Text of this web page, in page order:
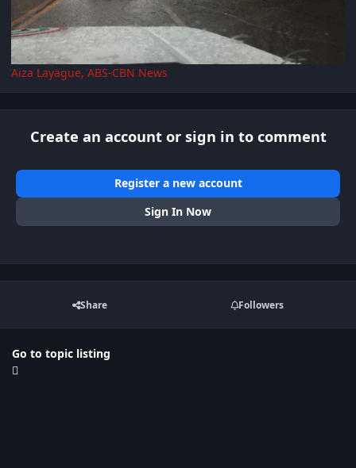
Aiza Layague, ABS-CBN News
Create an account or sign in to comment
Register a new account
Sign In Now
Share Followers
Go to topic listing